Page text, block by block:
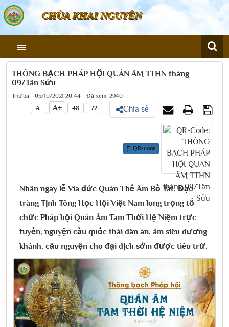
CHÙA KHAI NGUYÊN
THÔNG BẠCH PHÁP HỘI QUÁN ÂM TTHN tháng
09/Tân Sửu
Thứ ba - 05/10/2021 20:44 - Đã xem: 2940
A-
A+ 48 72 Chia sẻ
QR-code
Nhân ngày lễ Vía đức Quán Thế Âm Bồ Tát, Đạo
tràng Tịnh Tông Học Hội Việt Nam long trọng tổ
chức Pháp hội Quán Âm Tam Thời Hệ Niệm trực
tuyến, nguyện cầu quốc thái dân an, âm siêu dương
khánh, cầu nguyện cho đại dịch sớm được tiêu trừ.